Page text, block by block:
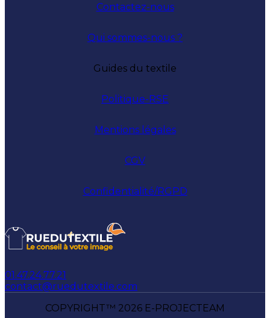
Contactez-nous
Qui sommes-nous ?
Guides du textile
Politique-RSE
Mentions légales
CGV
Confidentialité/RGPD
01.47.24.77.21
contact@ruedutextile.com
COPYRIGHT™ 2026 E-PROJECTEAM